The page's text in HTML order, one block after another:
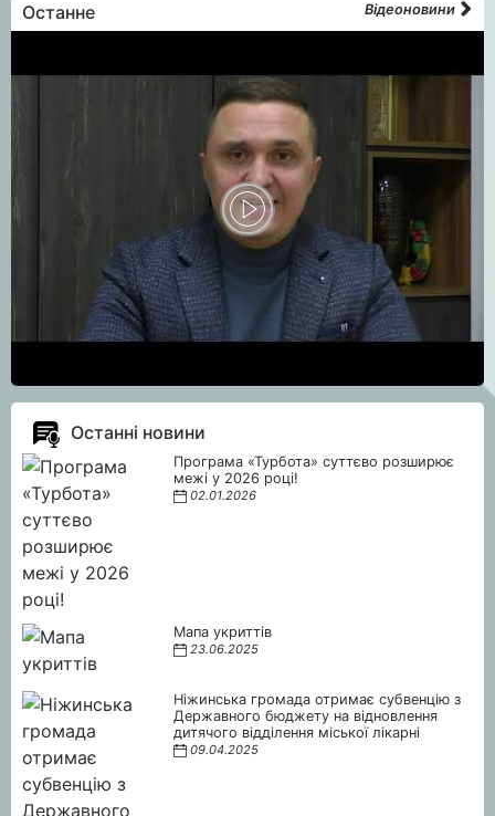
Останне Відеоновини
Останні новини
Програма «Турбота» суттєво розширює
межі у 2026 році!
02.01.2026
Мапа укриттів
23.06.2025
Ніжинська громада отримає субвенцію з
Державного бюджету на відновлення
дитячого відділення міської лікарні
09.04.2025